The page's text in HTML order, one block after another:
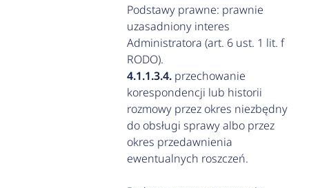
Podstawy prawne: prawnie
uzasadniony interes
Administratora (art. 6 ust. 1 lit. f
RODO).
przechowanie
korespondencji lub historii
rozmowy przez okres niezbędny
do obsługi sprawy albo przez
okres przedawnienia
ewentualnych roszczeń.